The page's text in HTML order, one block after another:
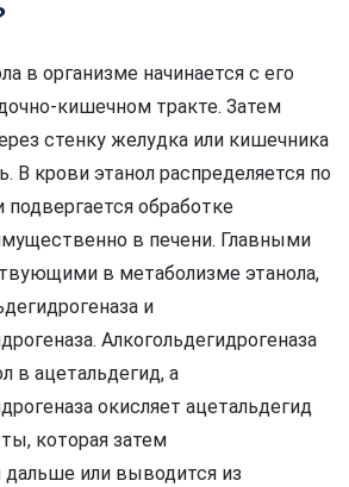
в организме начинается с его
кишечном тракте. Затем
стенку желудка или кишечника
В крови этанол распределяется по
подвергается обработке
в печени. Главными
в метаболизме этанола,
и
Алкогольдегидрогеназа
в ацетальдегид, а
окисляет ацетальдегид
которая затем
дальше или выводится из